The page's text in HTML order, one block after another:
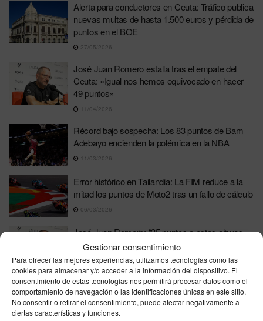
Gestionar consentimiento
Para ofrecer las mejores experiencias, utilizamos tecnologías como las
cookies para almacenar y/o acceder a la información del dispositivo. El
consentimiento de estas tecnologías nos permitirá procesar datos como el
comportamiento de navegación o las identificaciones únicas en este sitio.
No consentir o retirar el consentimiento, puede afectar negativamente a
ciertas características y funciones.
Alerta para conductores en Ceuta: Tráfico publica
nuevas multas de hasta 1.500 euros y pérdida de
puntos en el BOE
27/05/2026
José Juan Romero estalla tras el empate del
Ceuta: «Igual nos hemos equivocado en hacer
49 puntos»
11/04/2026
Récord bajo sospecha: Los 83 puntos de Bam
Adebayo encienden la polémica en la NBA
11/03/2026
Error histórico en Tailandia: La FIM reduce a la
mitad los puntos de Moto2 tras un fallo de cálculo
06/03/2026
José Juan Romero: “35 puntos a estas alturas…
¡una temporada increíble!”
27/01/2026
La fase de grupos de la Champions League llega
al límite: ocho equipos con 13 puntos y España
pendiente del milagro